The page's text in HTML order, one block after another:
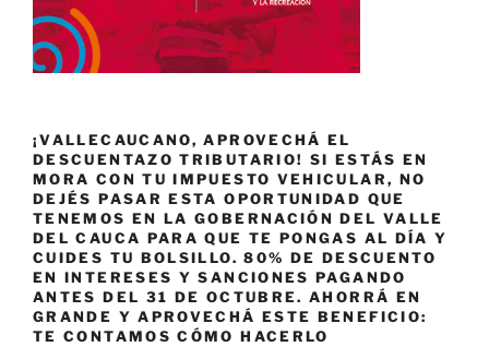
¡VALLECAUCANO, APROVECHÁ EL
DESCUENTAZO TRIBUTARIO! SI ESTÁS EN
MORA CON TU IMPUESTO VEHICULAR, NO
DEJÉS PASAR ESTA OPORTUNIDAD QUE
TENEMOS EN LA GOBERNACIÓN DEL VALLE
DEL CAUCA PARA QUE TE PONGAS AL DÍA Y
CUIDES TU BOLSILLO. 80% DE DESCUENTO
EN INTERESES Y SANCIONES PAGANDO
ANTES DEL 31 DE OCTUBRE. AHORRÁ EN
GRANDE Y APROVECHÁ ESTE BENEFICIO:
TE CONTAMOS CÓMO HACERLO